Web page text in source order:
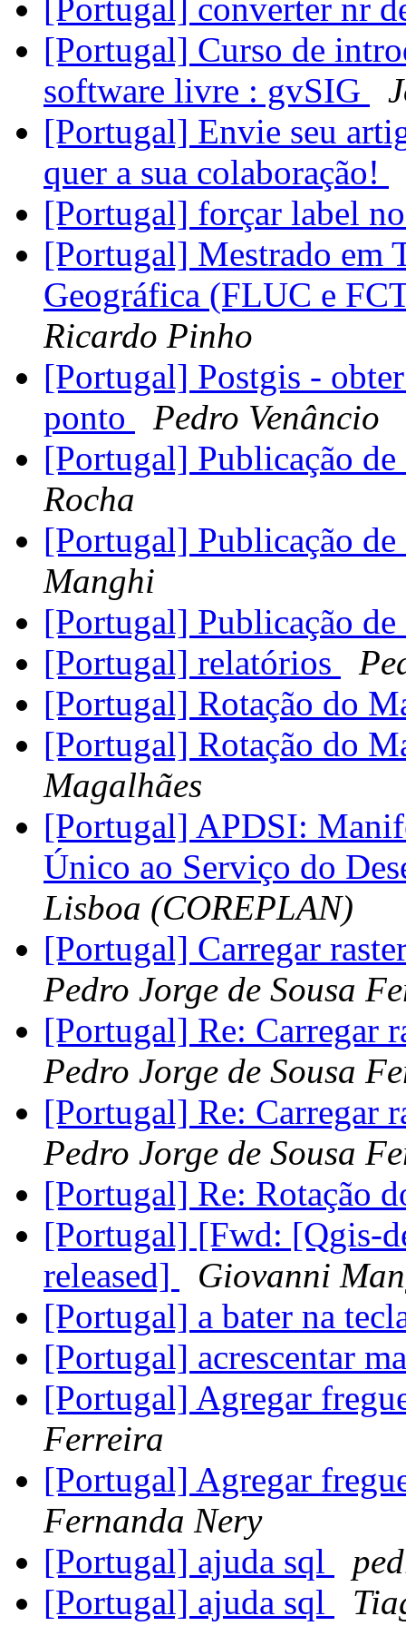
[Portugal] converter nr
[Portugal] Curso de
software livre : gvSIG
[Portugal] Envie seu
quer a sua colaboração!
[Portugal] forçar label
[Portugal] Mestrado em
Geográfica (FLUC e
Ricardo Pinho
[Portugal] Postgis -
ponto
Pedro Venâncio
[Portugal] Publicação
Rocha
[Portugal] Publicação
Manghi
[Portugal] Publicação
[Portugal] relatórios
[Portugal] Rotação do
[Portugal] Rotação do
Magalhães
[Portugal] APDSI:
Único ao Serviço do
Lisboa (COREPLAN)
[Portugal] Carregar
Pedro Jorge de Sousa
[Portugal] Re: Carregar
Pedro Jorge de Sousa
[Portugal] Re: Carregar
Pedro Jorge de Sousa
[Portugal] Re: Rotação
[Portugal] [Fwd: [Qgis-
released]
Giovanni
[Portugal] a bater na
[Portugal] acrescentar
[Portugal] Agregar
Ferreira
[Portugal] Agregar
Fernanda Nery
[Portugal] ajuda sql
[Portugal] ajuda sql